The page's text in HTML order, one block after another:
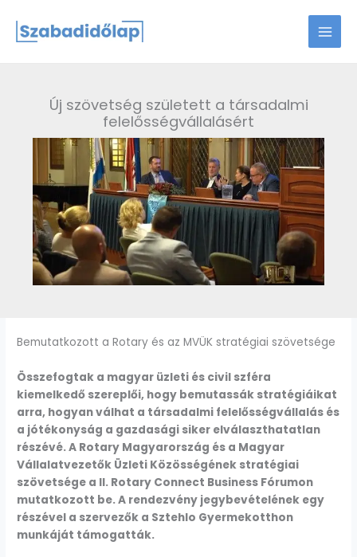
content
Új szövetség született a társadalmi
felelősségvállalásért
Bemutatkozott a Rotary és az MVÜK stratégiai szövetsége
Összefogtak a magyar üzleti és civil szféra
kiemelkedő szereplői, hogy bemutassák stratégiáikat
arra, hogyan válhat a társadalmi felelősségvállalás és
a jótékonyság a gazdasági siker elválaszthatatlan
részévé. A Rotary Magyarország és a Magyar
Vállalatvezetők Üzleti Közösségének stratégiai
szövetsége a II. Rotary Connect Business Fórumon
mutatkozott be. A rendezvény jegybevételének egy
részével a szervezők a Sztehlo Gyermekotthon
munkáját támogatták.